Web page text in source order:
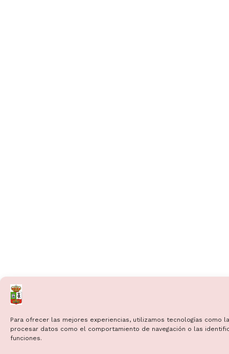
Para ofrecer las mejores experiencias, utilizamos tecnologías
procesar datos como el comportamiento de navegación o las
funciones.